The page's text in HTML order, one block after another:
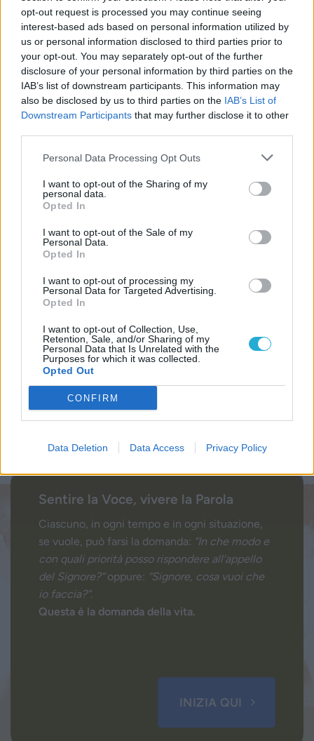
opt-out request is processed you may continue seeing
interest-based ads based on personal information utilized by
us or personal information disclosed to third parties prior to
your opt-out. You may separately opt-out of the further
disclosure of your personal information by third parties on the
IAB’s list of downstream participants. This information may
also be disclosed by us to third parties on the IAB’s List of
Downstream Participants that may further disclose it to other
Personal Data Processing Opt Outs
I want to opt-out of the Sharing of my
personal data.
Opted In
I want to opt-out of the Sale of my
Personal Data.
Opted In
I want to opt-out of processing my
Personal Data for Targeted Advertising.
Opted In
I want to opt-out of Collection, Use,
Retention, Sale, and/or Sharing of my
Personal Data that Is Unrelated with the
Purposes for which it was collected.
Opted Out
CONFIRM
Data Deletion Data Access Privacy Policy
LITURGIA DELLA PAROLA
ISCRIVITI ALLA NEWSLETTER
Nome
Biblioteca
Progetti
Istituto
Sentire la Voce, vivere la Parola
Ciascuno, in ogni tempo e in ogni situazione,
se vuole, può farsi la domanda: “In che modo e
con quali priorità posso rispondere all’appello
del Signore?”oppure: “Signore, cosa vuoi che
io faccia?”.
Questa è la domanda della vita.
INIZIA QUI